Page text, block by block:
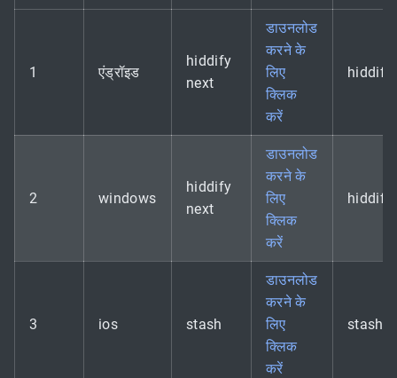
1 एंड्रॉइड
hiddify
next
डाउनलोड
करने के
लिए
क्लिक
करें
hiddify
2 windows
hiddify
next
डाउनलोड
करने के
लिए
क्लिक
करें
hiddify
3 ios stash
डाउनलोड
करने के
लिए
क्लिक
करें
stash